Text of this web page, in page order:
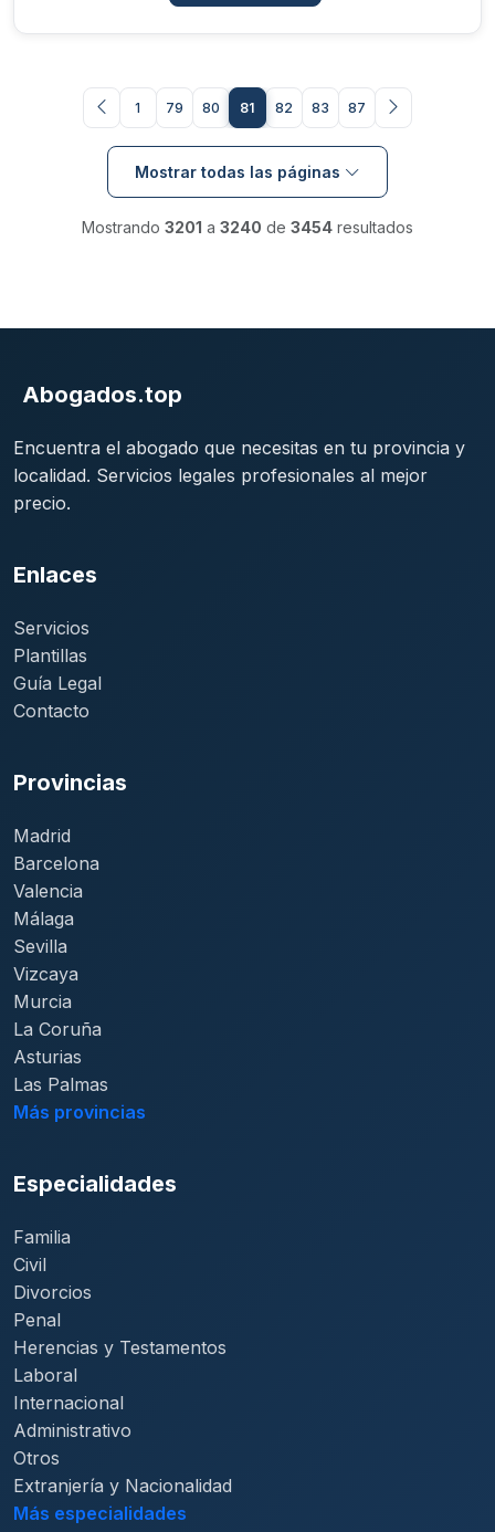
1 79 80 81 82 83 87
Mostrar todas las páginas
Mostrando 3201 a 3240 de 3454 resultados
Abogados.top
Encuentra el abogado que necesitas en tu provincia y
localidad. Servicios legales profesionales al mejor
precio.
Enlaces
Servicios
Plantillas
Guía Legal
Contacto
Provincias
Madrid
Barcelona
Valencia
Málaga
Sevilla
Vizcaya
Murcia
La Coruña
Asturias
Las Palmas
Más provincias
Especialidades
Familia
Civil
Divorcios
Penal
Herencias y Testamentos
Laboral
Internacional
Administrativo
Otros
Extranjería y Nacionalidad
Más especialidades